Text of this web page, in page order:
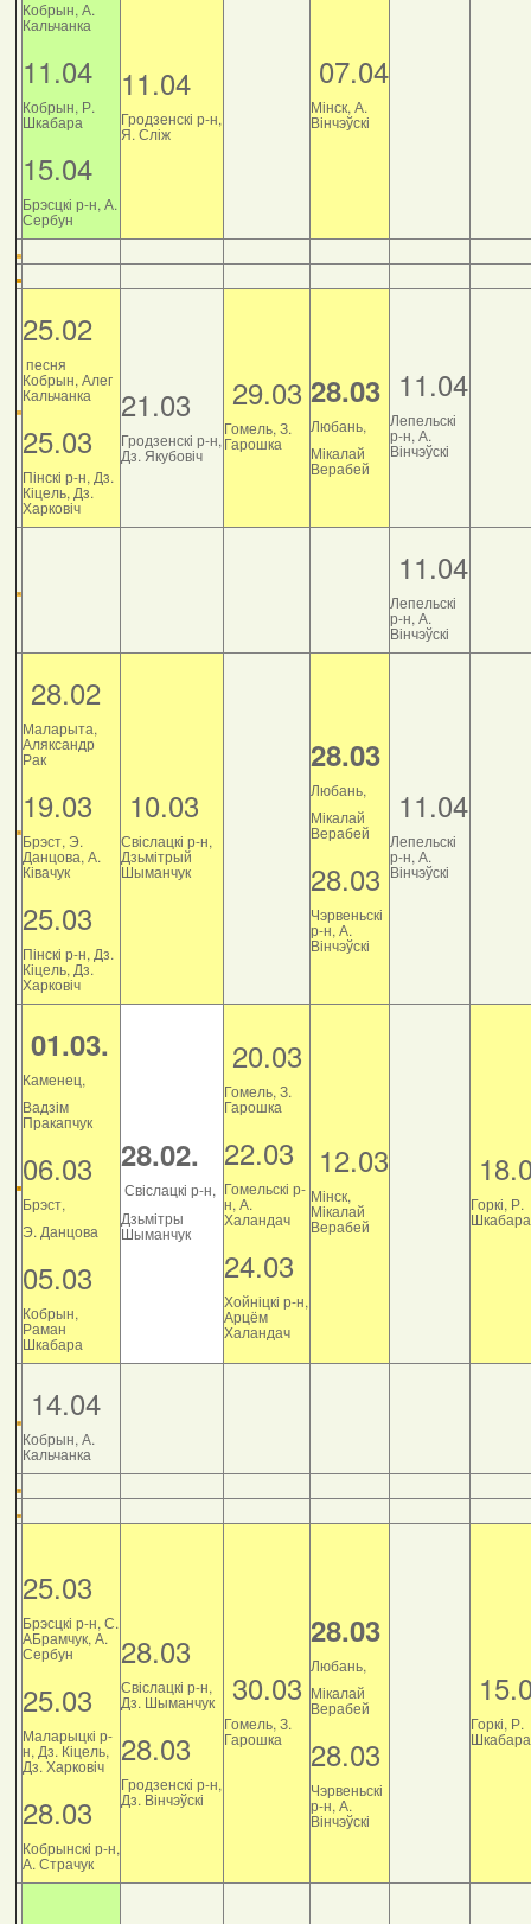
Кобрын, А.
Кальчанка
11.04
Кобрын, Р.
Шкабара
15.04
Брэсцкі р-н, А.
Сербун
11.04
Гродзенскі р-н,
Я. Сліж
07.04
Мінск, А.
Вінчэўскі
25.02
песня
Кобрын, Алег
Кальчанка
25.03
Пінскі р-н, Дз.
Кіцель, Дз.
Харковіч
21.03
Гродзенскі р-н,
Дз. Якубовіч
29.03
Гомель, З.
Гарошка
28.03
Любань,
Мікалай
Верабей
11.04
Лепельскі
р-н, А.
Вінчэўскі
11.04
Лепельскі
р-н, А.
Вінчэўскі
28.02
Маларыта,
Аляксандр
Рак
19.03
Брэст, Э.
Данцова, А.
Ківачук
25.03
Пінскі р-н, Дз.
Кіцель, Дз.
Харковіч
10.03
Свіслацкі р-н,
Дзьмітрый
Шыманчук
28.03
Любань,
Мікалай
Верабей
28.03
Чэрвеньскі
р-н, А.
Вінчэўскі
11.04
Лепельскі
р-н, А.
Вінчэўскі
01.03.
Каменец,
Вадзім
Пракапчук
06.03
Брэст,
Э. Данцова
05.03
Кобрын,
Раман
Шкабара
28.02.
Свіслацкі р-н,
Дзьмітры
Шыманчук
20.03
Гомель, З.
Гарошка
22.03
Гомельскі р-
н, А.
Халандач
24.03
Хойніцкі р-н,
Арцём
Халандач
12.03
Мінск,
Мікалай
Верабей
Горкі, Р.
Шкабара
14.04
Кобрын, А.
Кальчанка
25.03
Брэсцкі р-н, С.
АБрамчук, А.
Сербун
25.03
Маларыцкі р-
н, Дз. Кіцель,
Дз. Харковіч
28.03
Кобрынскі р-н,
А. Страчук
28.03
Свіслацкі р-н,
Дз. Шыманчук
28.03
Гродзенскі р-н,
Дз. Вінчэўскі
30.03
Гомель, З.
Гарошка
28.03
Любань,
Мікалай
Верабей
28.03
Чэрвеньскі
р-н, А.
Вінчэўскі
Горкі, Р.
Шкабара